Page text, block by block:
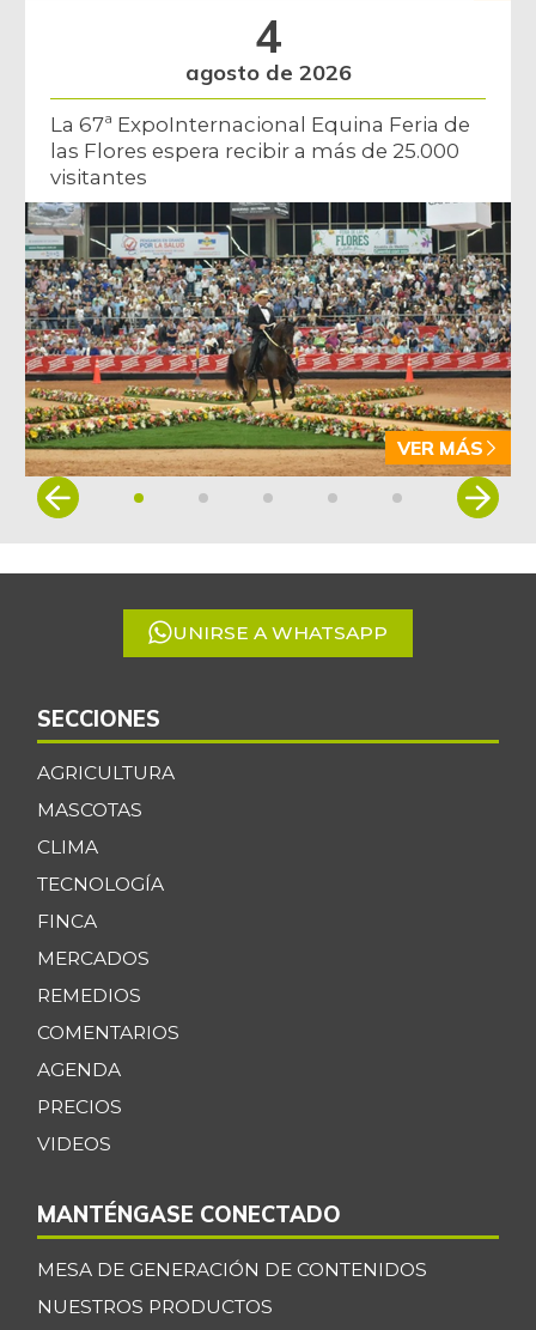
4
agosto de 2026
La 67ª ExpoInternacional Equina Feria de
las Flores espera recibir a más de 25.000
visitantes
VER MÁS
Item
5
UNIRSE A WHATSAPP
SECCIONES
AGRICULTURA
MASCOTAS
CLIMA
TECNOLOGÍA
FINCA
MERCADOS
REMEDIOS
COMENTARIOS
AGENDA
PRECIOS
VIDEOS
MANTÉNGASE CONECTADO
MESA DE GENERACIÓN DE CONTENIDOS
NUESTROS PRODUCTOS